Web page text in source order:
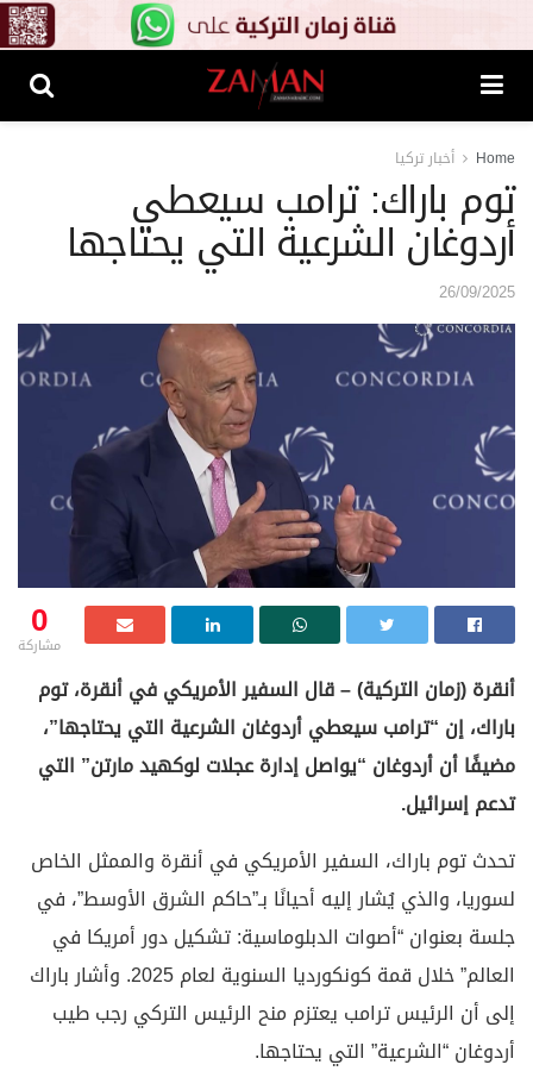
Home أخبار تركيا
توم باراك: ترامب سيعطي
أردوغان الشرعية التي يحتاجها
26/09/2025
0
مشاركة
أنقرة (زمان التركية) – قال السفير الأمريكي في أنقرة، توم
باراك، إن “ترامب سيعطي أردوغان الشرعية التي يحتاجها”،
مضيفًا أن أردوغان “يواصل إدارة عجلات لوكهيد مارتن” التي
تدعم إسرائيل.
تحدث توم باراك، السفير الأمريكي في أنقرة والممثل الخاص
لسوريا، والذي يُشار إليه أحيانًا بـ”حاكم الشرق الأوسط”، في
جلسة بعنوان “أصوات الدبلوماسية: تشكيل دور أمريكا في
العالم” خلال قمة كونكورديا السنوية لعام 2025. وأشار باراك
إلى أن الرئيس ترامب يعتزم منح الرئيس التركي رجب طيب
أردوغان “الشرعية” التي يحتاجها.